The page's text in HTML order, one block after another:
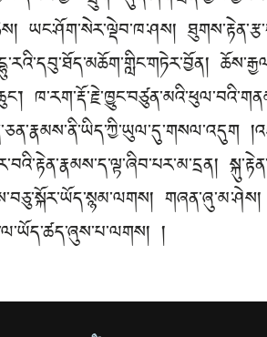
ཡང་ཤོག་སེར་ལྡེབ་ཁ་ཤས།
།